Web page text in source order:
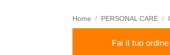
Home / PERSONAL CARE /
Fai il tuo